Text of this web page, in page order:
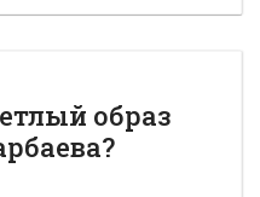
образ